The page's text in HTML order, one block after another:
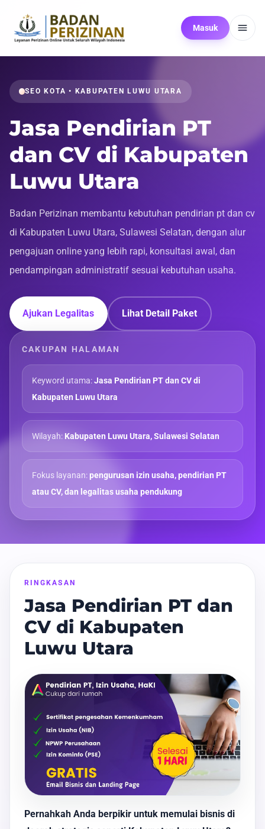
Masuk
SEO KOTA • KABUPATEN LUWU UTARA
Jasa Pendirian PT
dan CV di Kabupaten
Luwu Utara
Badan Perizinan membantu kebutuhan pendirian pt dan cv
di Kabupaten Luwu Utara, Sulawesi Selatan, dengan alur
pengajuan online yang lebih rapi, konsultasi awal, dan
pendampingan administratif sesuai kebutuhan usaha.
Ajukan Legalitas Lihat Detail Paket
CAKUPAN HALAMAN
Keyword utama:Jasa Pendirian PT dan CV di
Kabupaten Luwu Utara
Wilayah:Kabupaten Luwu Utara, Sulawesi Selatan
Fokus layanan:pengurusan izin usaha, pendirian PT
atau CV, dan legalitas usaha pendukung
RINGKASAN
Jasa Pendirian PT dan
CV di Kabupaten
Luwu Utara
Pernahkah Anda berpikir untuk memulai bisnis di